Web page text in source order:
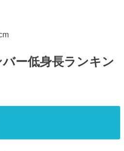
ー低身長ランキン